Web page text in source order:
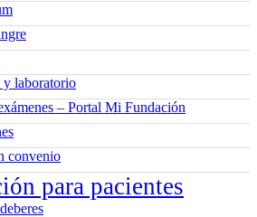
laboratorio
– Portal Mi Fundación
convenio
para pacientes